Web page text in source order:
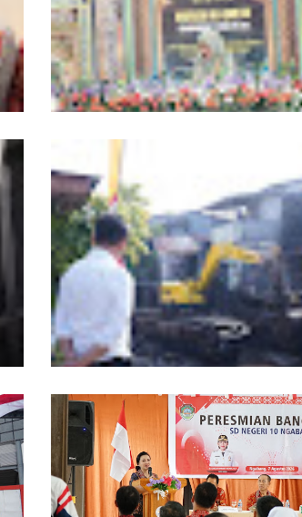
19 Kafilah Pontianak Melaju ke
Kalbar ke-34
Pemkot Pontianak Tata Parit
Sejumlah Jembatan akan